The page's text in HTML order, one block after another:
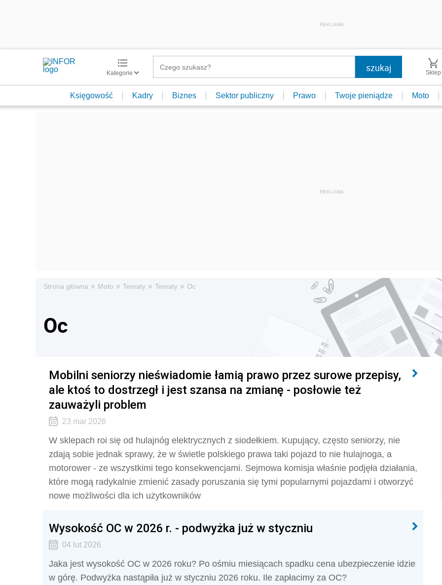
REKLAMA
Kategorie Sklep
Księgowość Kadry Biznes Sektor publiczny Prawo Twoje pieniądze Moto
Strona główna » Moto » Tematy » Tematy » Oc
Oc
Mobilni seniorzy nieświadomie łamią prawo przez surowe przepisy,
ale ktoś to dostrzegł i jest szansa na zmianę - posłowie też
zauważyli problem
23 mar 2026
W sklepach roi się od hulajnóg elektrycznych z siodełkiem. Kupujący, często seniorzy, nie
zdają sobie jednak sprawy, że w świetle polskiego prawa taki pojazd to nie hulajnoga, a
motorower - ze wszystkimi tego konsekwencjami. Sejmowa komisja właśnie podjęła działania,
które mogą radykalnie zmienić zasady poruszania się tymi popularnymi pojazdami i otworzyć
nowe możliwości dla ich użytkowników
Wysokość OC w 2026 r. - podwyżka już w styczniu
04 lut 2026
Jaka jest wysokość OC w 2026 roku? Po ośmiu miesiącach spadku cena ubezpieczenie idzie
w górę. Podwyżka nastąpiła już w styczniu 2026 roku. Ile zapłacimy za OC?